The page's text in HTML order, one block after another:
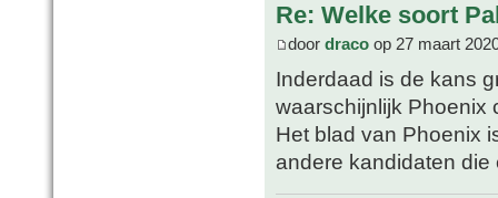
Re: Welke soort
door draco op 27 maart
Inderdaad is de kans
waarschijnlijk Phoenix
Het blad van Phoenix
andere kandidaten